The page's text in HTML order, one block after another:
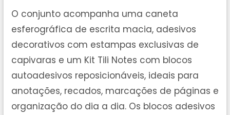
O conjunto acompanha uma caneta
esferográfica de escrita macia, adesivos
decorativos com estampas exclusivas de
capivaras e um Kit Tili Notes com blocos
autoadesivos reposicionáveis, ideais para
anotações, recados, marcações de páginas e
organização do dia a dia. Os blocos adesivos